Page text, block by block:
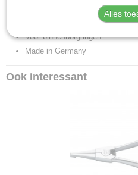
Verdraait niet, op massieve
Punten 90 gebogen (vorm D)
Voor binnenborgringen
Made in Germany
Ook interessant
Alles